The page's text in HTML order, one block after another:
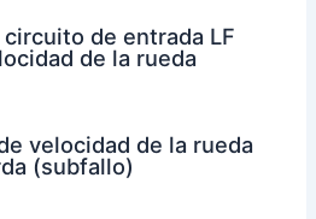
circuito de entrada LF
de la rueda
velocidad de la rueda
(subfallo)